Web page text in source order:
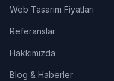
Web Tasarım Fiyatları
Referanslar
Hakkımızda
Blog & Haberler